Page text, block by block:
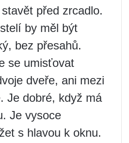
před zrcadlo.
by měl být
bez přesahů.
se umisťovat
dveře, ani mezi
Je dobré, když má
Je vysoce
s hlavou k oknu.